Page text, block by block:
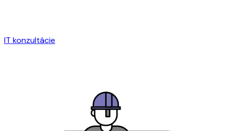
IT konzultácie